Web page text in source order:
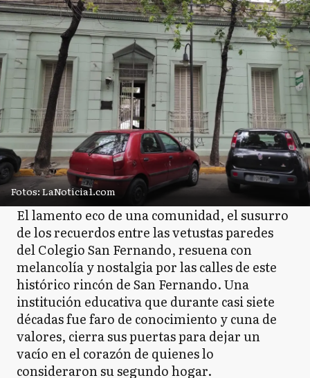
Fotos: LaNoticia1.com
El lamento eco de una comunidad, el susurro
de los recuerdos entre las vetustas paredes
del Colegio San Fernando, resuena con
melancolía y nostalgia por las calles de este
histórico rincón de San Fernando. Una
institución educativa que durante casi siete
décadas fue faro de conocimiento y cuna de
valores, cierra sus puertas para dejar un
vacío en el corazón de quienes lo
consideraron su segundo hogar.